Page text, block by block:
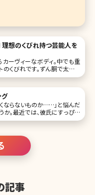
は多くのファンを生んでいま
理想のくびれ持つ芸能人を
ーヴィーなボディ。中でも重
くびれです。ずん胴で太いウ
りのないウエストも美しいボデ
ならないものか……」と悩んだ
か。最近では、彼氏にすっぴん
ーコンタクトを取った目を見ら
わせて、彼女たちをお手本に
記事